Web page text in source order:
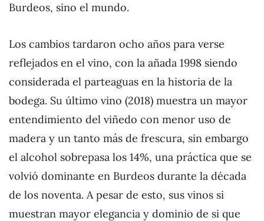
Burdeos, sino el mundo.
Los cambios tardaron ocho años para verse
reflejados en el vino, con la añada 1998 siendo
considerada el parteaguas en la historia de la
bodega. Su último vino (2018) muestra un mayor
entendimiento del viñedo con menor uso de
madera y un tanto más de frescura, sin embargo
el alcohol sobrepasa los 14%, una práctica que se
volvió dominante en Burdeos durante la década
de los noventa. A pesar de esto, sus vinos si
muestran mayor elegancia y dominio de si que